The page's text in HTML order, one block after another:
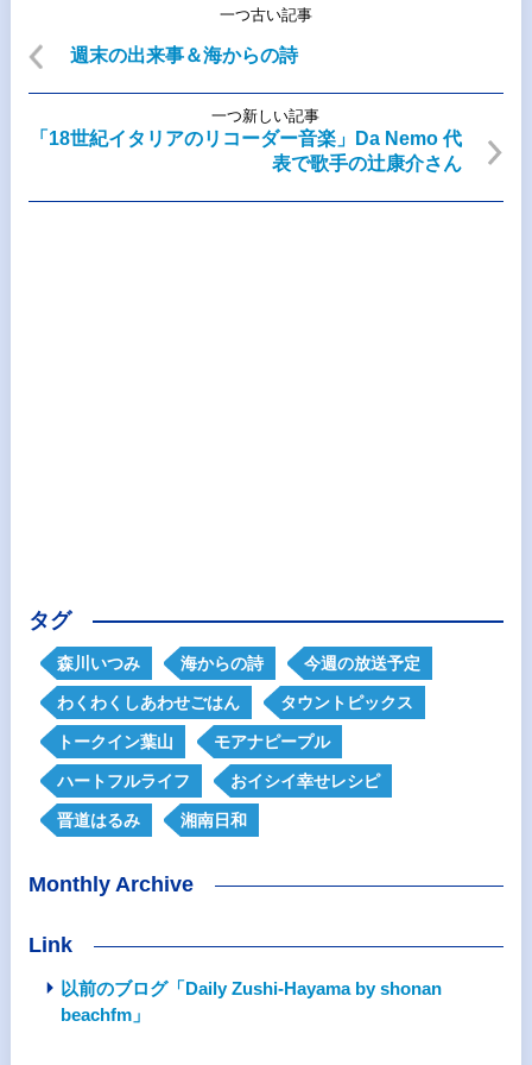
一つ古い記事
週末の出来事＆海からの詩
一つ新しい記事
「18世紀イタリアのリコーダー音楽」Da Nemo 代
表で歌手の辻康介さん
タグ
森川いつみ 海からの詩 今週の放送予定
わくわくしあわせごはん タウントピックス
トークイン葉山 モアナピープル
ハートフルライフ おイシイ幸せレシピ
晋道はるみ 湘南日和
Monthly Archive
Link
以前のブログ「Daily Zushi-Hayama by shonan
beachfm」